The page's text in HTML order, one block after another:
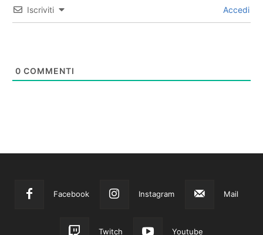
Iscriviti Accedi
0 COMMENTI
Facebook Instagram Mail
Twitch Youtube